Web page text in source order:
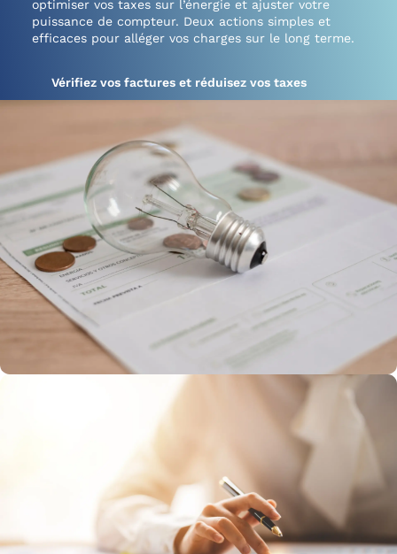
optimiser vos taxes sur l’énergie et ajuster votre
puissance de compteur. Deux actions simples et
efficaces pour alléger vos charges sur le long terme.
Vérifiez vos factures et réduisez vos taxes